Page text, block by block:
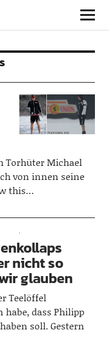
Torhüter Michael
von innen seine
this…
nicht so
glauben
Teelöffel
habe, dass Philipp
soll. Gestern